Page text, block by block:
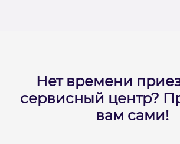
Нет времени
сервисный центр?
вам сами!